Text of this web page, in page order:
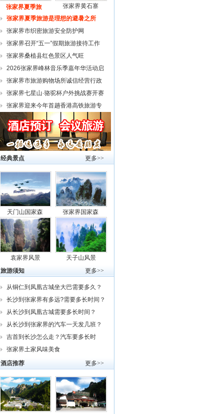
张家界夏季旅
张家界黄石寨
张家界夏季旅游是理想的避暑之所
张家界市织密旅游安全防护网
张家界召开“五一”假期旅游接待工作
复
张家界桑植县红色景区人气旺
2026张家界峰林音乐季嘉年华活动启
幕
张家界市旅游购物场所诚信经营行政
约谈
张家界七星山·骆驼杯户外挑战赛开赛
张家界迎来今年首趟香港高铁旅游专
列
更多>>
经典景点
天门山国家森 张家界国家森
袁家界风景
天子山风景
更多>>
旅游须知
从铜仁到凤凰古城坐大巴需要多久？
车费
长沙到张家界有多远?需要多长时间？
从
从长沙到凤凰古城需要多长时间？
从长沙到张家界的汽车一天发几班？
需要
吉首到长沙怎么走？汽车要多长时
间？我
张家界土家风味美食
更多>>
酒店推荐